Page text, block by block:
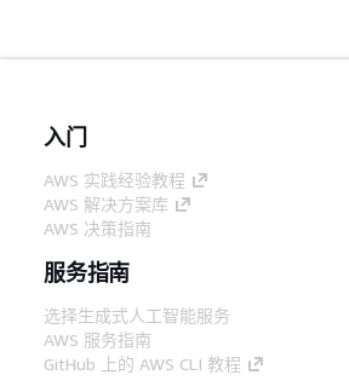
入门
AWS 实践经验教程
AWS 解决方案库
AWS 决策指南
服务指南
选择生成式人工智能服务
AWS 服务指南
GitHub 上的 AWS CLI 教程